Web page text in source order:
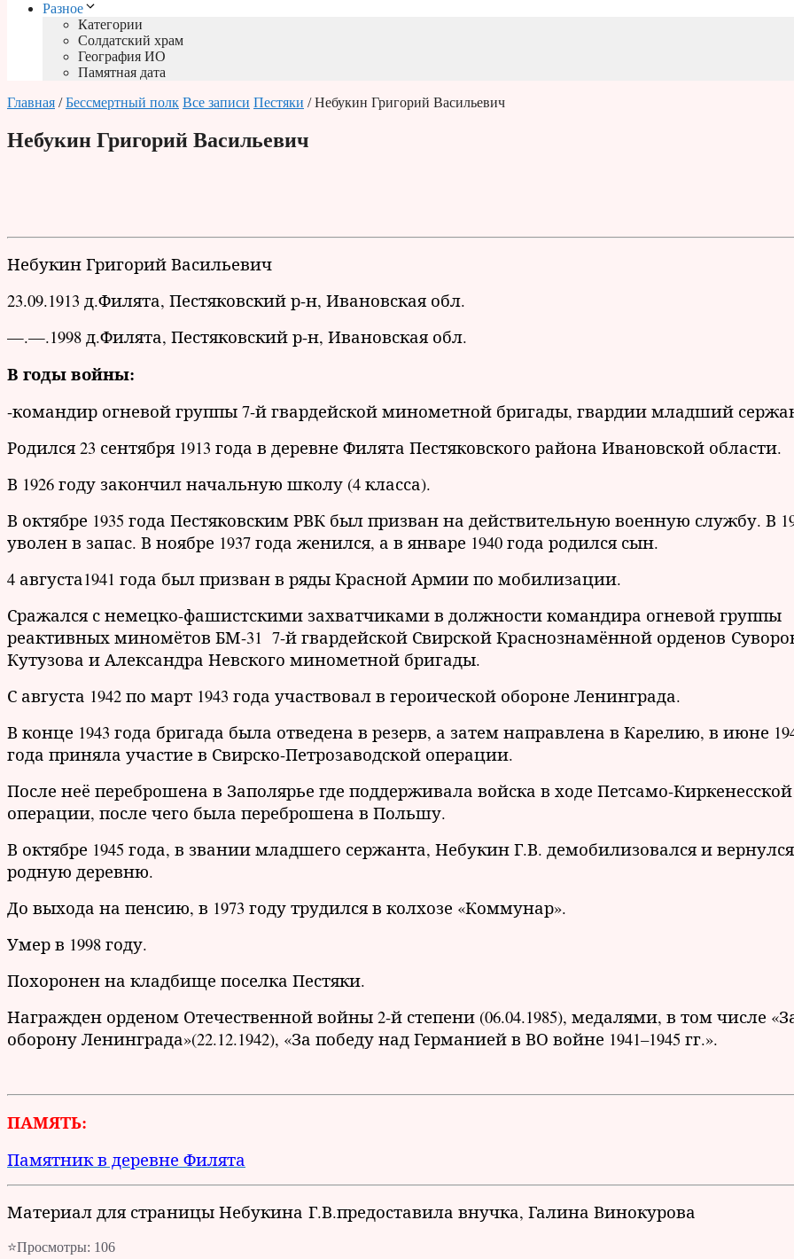
Разное
Категории
Солдатский храм
География ИО
Памятная дата
Главная /Бессмертный полк Все записи Пестяки / Небукин Григорий Васильевич
Небукин Григорий Васильевич
Небукин Григорий Васильевич
23.09.1913 д.Филята, Пестяковский р-н, Ивановская обл.
—.—.1998 д.Филята, Пестяковский р-н, Ивановская обл.
В годы войны:
-командир огневой группы 7-й гвардейской минометной бригады, гвардии младший
Родился 23 сентября 1913 года в деревне Филята Пестяковского района Ивановской области.
В 1926 году закончил начальную школу (4 класса).
В октябре 1935 года Пестяковским РВК был призван на действительную военную службу. В
уволен в запас. В ноябре 1937 года женился, а в январе 1940 года родился сын.
4 августа1941 года был призван в ряды Красной Армии по мобилизации.
Сражался с немецко-фашистскими захватчиками в должности командира огневой группы
реактивных миномётов БМ-31 7-й гвардейской Свирской Краснознамённой орденов
Кутузова и Александра Невского минометной бригады.
С августа 1942 по март 1943 года участвовал в героической обороне Ленинграда.
В конце 1943 года бригада была отведена в резерв, а затем направлена в Карелию, в июне
года приняла участие в Свирско-Петрозаводской операции.
После неё переброшена в Заполярье где поддерживала войска в ходе Петсамо-Киркенесской
операции, после чего была переброшена в Польшу.
В октябре 1945 года, в звании младшего сержанта, Небукин Г.В. демобилизовался и вернулся
родную деревню.
До выхода на пенсию, в 1973 году трудился в колхозе «Коммунар».
Умер в 1998 году.
Похоронен на кладбище поселка Пестяки.
Награжден орденом Отечественной войны 2-й степени (06.04.1985), медалями, в том числе
оборону Ленинграда»(22.12.1942), «За победу над Германией в ВО войне 1941–1945 гг.».
ПАМЯТЬ:
Памятник в деревне Филята
Материал для страницы Небукина Г.В.предоставила внучка, Галина Винокурова
⭐Просмотры: 106